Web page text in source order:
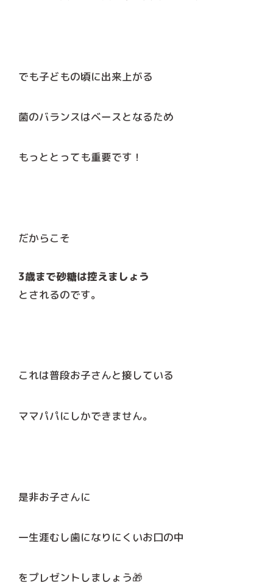
でも子どもの頃に出来上がる
菌のバランスはベースとなるため
もっととっても重要です！
だからこそ
3歳まで砂糖は控えましょう
とされるのです。
これは普段お子さんと接している
ママパパにしかできません。
是非お子さんに
一生涯むし歯になりにくいお口の中
をプレゼントしましょう🎁